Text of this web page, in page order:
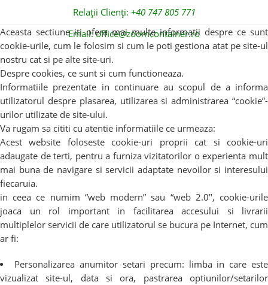
Relații Clienți: +40 747 805 771
Email:office@zoomcontainer.ro
Aceasta sectiune iti ofera mai multe informatii despre ce sunt
cookie-urile, cum le folosim si cum le poti gestiona atat pe site-ul
nostru cat si pe alte site-uri.
Despre cookies, ce sunt si cum functioneaza.
Informatiile prezentate in continuare au scopul de a informa
utilizatorul despre plasarea, utilizarea si administrarea “cookie”-
urilor utilizate de site-ului.
Va rugam sa cititi cu atentie informatiile ce urmeaza:
Acest website foloseste cookie-uri proprii cat si cookie-uri
adaugate de terti, pentru a furniza vizitatorilor o experienta mult
mai buna de navigare si servicii adaptate nevoilor si interesului
fiecaruia.
in ceea ce numim “web modern” sau “web 2.0″, cookie-urile
joaca un rol important in facilitarea accesului si livrarii
multiplelor servicii de care utilizatorul se bucura pe Internet, cum
ar fi:
Personalizarea anumitor setari precum: limba in care este
vizualizat site-ul, data si ora, pastrarea optiunilor/setarilor